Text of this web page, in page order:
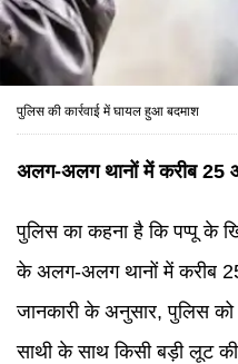
पुलिस की कार्रवाई में घायल हुआ बदमाश
अलग-अलग थानों में करीब 25
पुलिस का कहना है कि पप्पू के
के अलग-अलग थानों में करीब
जानकारी के अनुसार, पुलिस
साथी के साथ किसी बड़ी लूट